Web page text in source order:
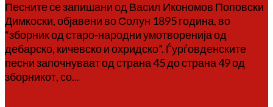
Песните се запишани од Васил Икономов Поповски
Димкоски, објавени во Солун 1895 година, во
“зборник од старо-народни умотворенија од
дебарско, кичевско и охридско”. Ѓурѓовденските
песни започнуваат од страна 45 до страна 49 од
зборникот, со...